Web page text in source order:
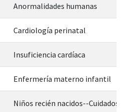
Anormalidades humanas
Cardiología perinatal
Insuficiencia cardíaca
Enfermería materno infantil
Niños recién nacidos--Cuidados